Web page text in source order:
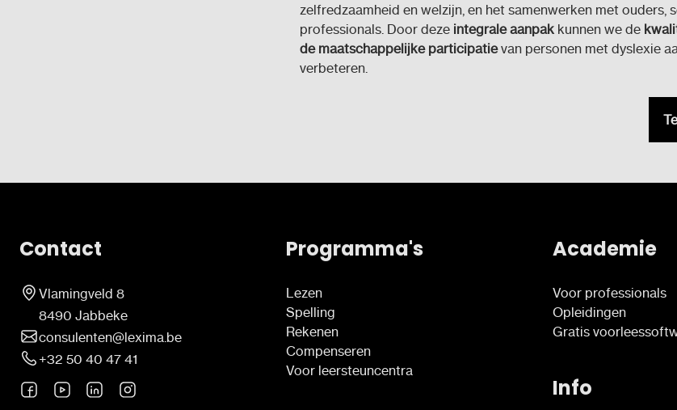
zelfredzaamheid en welzijn, en het samenwerken met ouders,
professionals. Door deze integrale aanpakkunnen we de
de maatschappelijke participatievan personen met dyslexie
verbeteren.
Contact
Vlamingveld 8
8490 Jabbeke
consulenten@lexima.be
+32 50 40 47 41
Programma's
Lezen
Spelling
Rekenen
Compenseren
Voor leersteuncentra
Academie
Voor professionals
Opleidingen
Gratis
Info